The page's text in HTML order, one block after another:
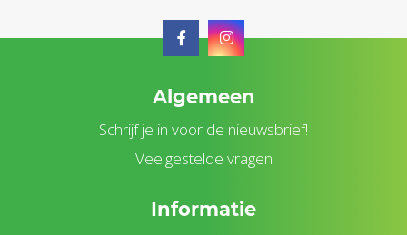
Algemeen
Schrijf je in voor de nieuwsbrief!
Veelgestelde vragen
Informatie